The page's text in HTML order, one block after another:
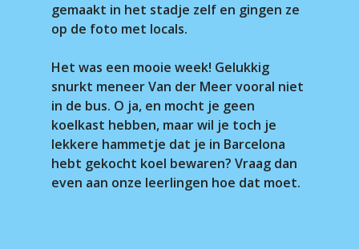
gemaakt in het stadje zelf en gingen ze
op de foto met locals.
Het was een mooie week! Gelukkig
snurkt meneer Van der Meer vooral niet
in de bus. O ja, en mocht je geen
koelkast hebben, maar wil je toch je
lekkere hammetje dat je in Barcelona
hebt gekocht koel bewaren? Vraag dan
even aan onze leerlingen hoe dat moet.